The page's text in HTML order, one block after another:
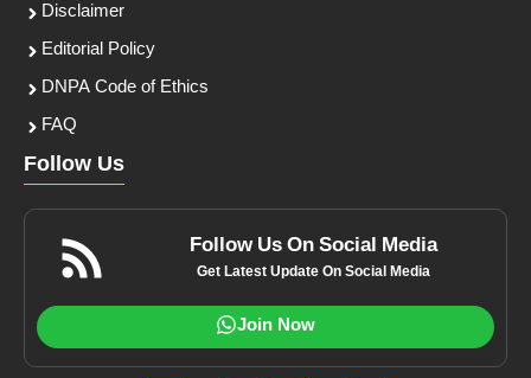
Disclaimer
Editorial Policy
DNPA Code of Ethics
FAQ
Follow Us
Follow Us On Social Media
Get Latest Update On Social Media
Join Now